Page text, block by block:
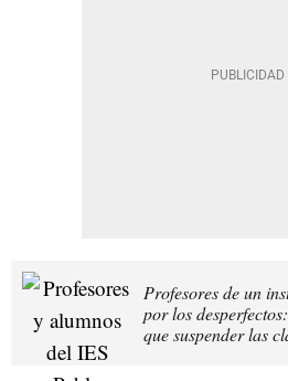
Profesores de un
por los
que suspender las